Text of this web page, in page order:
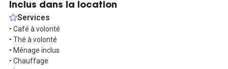
Venez profiter de notre communauté de travailleurs nomades :
des entrepreneurs, des porteurs de projet, des télétravailleurs,
etc...
Vous pouvez ainsi accéder gratuitement à notre espace de
coworking à Tassin-la-Demi-Lune et participer à des ateliers pour
Inclus dans la location
Services
• Café à volonté
• Thé à volonté
• Ménage inclus
• Chauffage